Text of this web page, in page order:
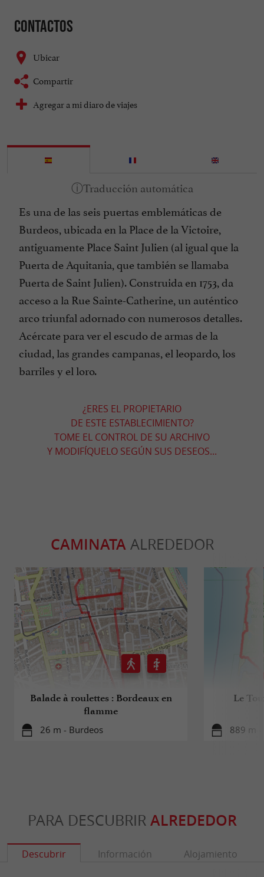
Contactos
Ubicar
Compartir
Agregar a mi diaro de viajes
Es una de las seis puertas emblemáticas de
Burdeos, ubicada en la Place de la Victoire,
antiguamente Place Saint Julien (al igual que la
Puerta de Aquitania, que también se llamaba
Puerta de Saint Julien). Construida en 1753, da
acceso a la Rue Sainte-Catherine, un auténtico
arco triunfal adornado con numerosos detalles.
Acércate para ver el escudo de armas de la
ciudad, las grandes campanas, el leopardo, los
barriles y el loro.
¿ERES EL PROPIETARIO
DE ESTE ESTABLECIMIENTO?
TOME EL CONTROL DE SU ARCHIVO
Y MODIFÍQUELO SEGÚN SUS DESEOS...
CAMINATAALREDEDOR
Balade à roulettes : Bordeaux en
flamme
26 m - Burdeos
Le
889 m -
PARA DESCUBRIR ALREDEDOR
Descubrir Información Alojamiento